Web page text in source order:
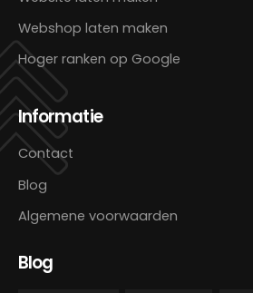
Webshop laten maken
Hoger ranken op Google
Informatie
Contact
Blog
Algemene voorwaarden
Blog